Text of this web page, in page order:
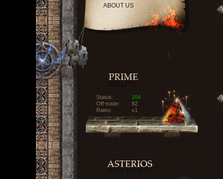
ABOUT US
Status:
204
Off-trade:
82
Rates:
x1